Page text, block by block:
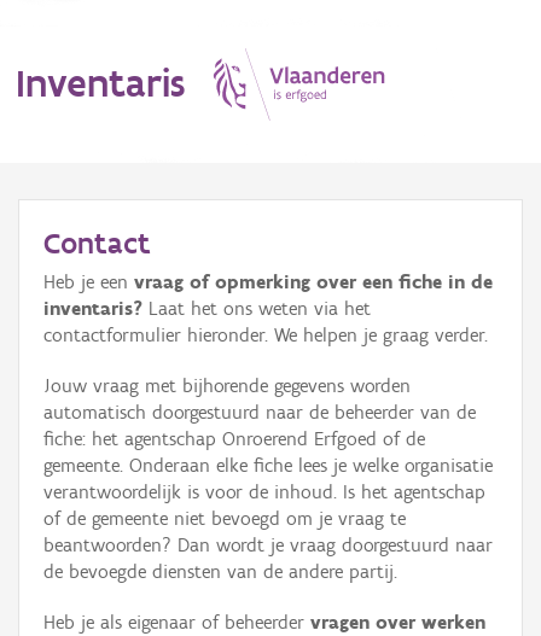
Inventaris
Erfgoedobject
Aanduidingsobject
Waarneming
Thema
Gebeurtenis
Persoon of collectief
Contact
Heb je een vraag of opmerking over een fiche in de
inventaris? Laat het ons weten via het
contactformulier hieronder. We helpen je graag verder.
Jouw vraag met bijhorende gegevens worden
automatisch doorgestuurd naar de beheerder van de
fiche: het agentschap Onroerend Erfgoed of de
gemeente. Onderaan elke fiche lees je welke organisatie
verantwoordelijk is voor de inhoud. Is het agentschap
of de gemeente niet bevoegd om je vraag te
beantwoorden? Dan wordt je vraag doorgestuurd naar
de bevoegde diensten van de andere partij.
Heb je als eigenaar of beheerder vragen over werken